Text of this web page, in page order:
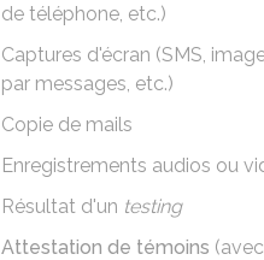
de téléphone, etc.)
Captures d'écran (SMS,
par messages, etc.)
Copie de mails
Enregistrements audios ou
Résultat d'un testing
Attestation de témoins